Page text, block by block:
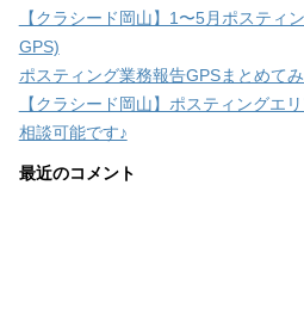
【クラシード岡山】1〜5月ポスティ
GPS)
ポスティング業務報告GPSまとめて
【クラシード岡山】ポスティングエ
相談可能です♪
最近のコメント